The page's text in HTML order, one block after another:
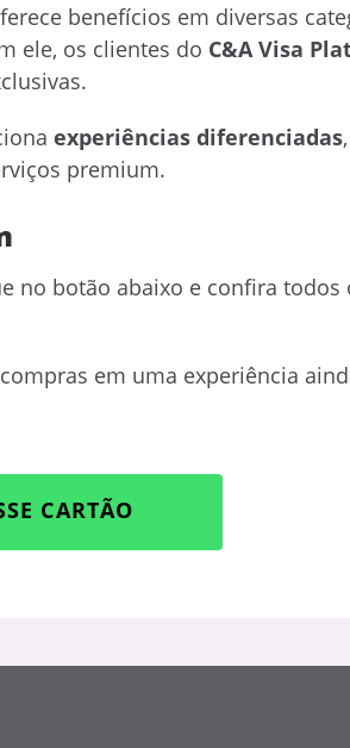
benefícios em diversas
ele, os clientes do C&A Visa
experiências diferenciadas
premium.
no botão abaixo e confira todos
em uma experiência
CARTÃO